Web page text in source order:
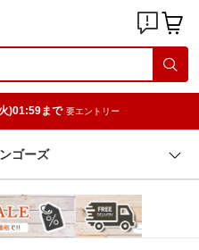
)01:59まで 要エントリー
ゴーズ